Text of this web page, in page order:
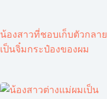
น้องสาวที่ชอบเก็บตัวกลาย
เป็นจิ๋มกระป๋องของผม